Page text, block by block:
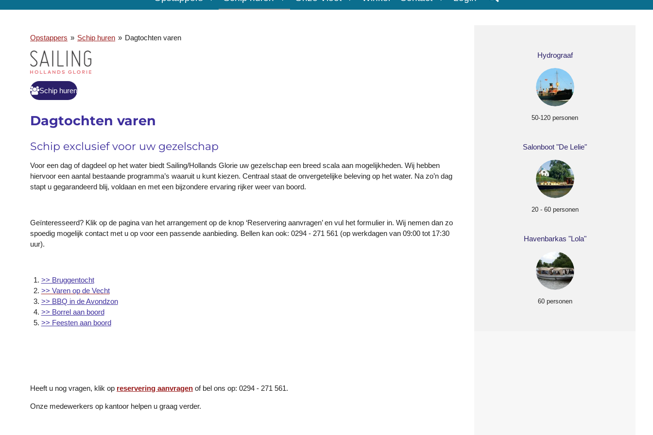
Opstappers » Schip huren » Dagtochten varen
Schip huren
Dagtochten varen
Schip exclusief voor uw gezelschap
Voor een dag of dagdeel op het water biedt Sailing/Hollands Glorie uw gezelschap een breed scala aan mogelijkheden. Wij hebben
hiervoor een aantal bestaande programma’s waaruit u kunt kiezen. Centraal staat de onvergetelijke beleving op het water. Na zo’n dag
stapt u gegarandeerd blij, voldaan en met een bijzondere ervaring rijker weer van boord.
Geïnteresseerd? Klik op de pagina van het arrangement op de knop ‘Reservering aanvragen’ en vul het formulier in. Wij nemen dan zo
spoedig mogelijk contact met u op voor een passende aanbieding. Bellen kan ook: 0294 - 271 561 (op werkdagen van 09:00 tot 17:30
uur).
>> Bruggentocht
>> Varen op de Vecht
>> BBQ in deAvondzon
>> Borrel aan boord
>> Feesten aan boord
Heeft u nog vragen, klik op reservering aanvragen of bel ons op: 0294 - 271 561.
Onze medewerkers op kantoor helpen u graag verder.
Hydrograaf
50-120 personen
Salonboot "De Lelie"
20 - 60 personen
Havenbarkas "Lola"
60 personen